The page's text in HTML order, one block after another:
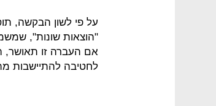
על פי לשון הבקשה,
"הוצאות שונות",
אם העברה זו תאושר,
לחטיבה להתיישבות